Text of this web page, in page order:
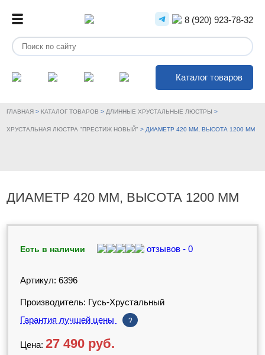
8 (920) 923-78-32
Каталог товаров
ГЛАВНАЯ > КАТАЛОГ ТОВАРОВ > ДЛИННЫЕ ХРУСТАЛЬНЫЕ ЛЮСТРЫ >
ХРУСТАЛЬНАЯ ЛЮСТРА "ПРЕСТИЖ НОВЫЙ" > ДИАМЕТР 420 ММ, ВЫСОТА 1200 ММ
ДИАМЕТР 420 ММ, ВЫСОТА 1200 ММ
Есть в наличии отзывов - 0
Артикул: 6396
Производитель: Гусь-Хрустальный
Гарантия лучшей цены
?
Цена:27 490 руб.